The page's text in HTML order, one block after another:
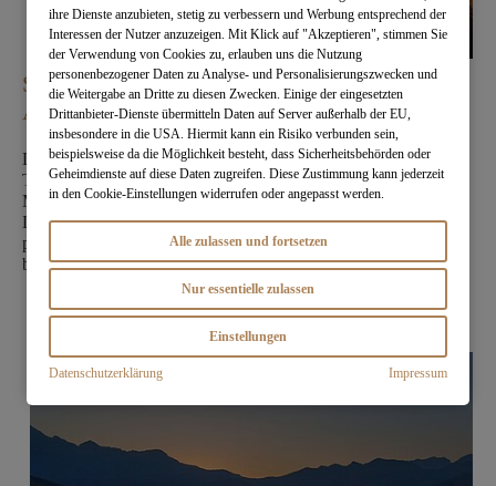
Star Gazing: Sternebeobachtung am Jebel
Akhdar
Der Jebel Akhdar ist Teil des Al Hajar Gebirges und mit seinen
Tälern, Hochebenen und Gipfeln wirklich einzigartig. 2.000
Meter über dem Meer und ganz ohne störende
Lichtverschmutzung können Sie hier mit bloßem Auge oder mit
professionellem Equipment den funkelnden Sternenhimmel
beobachten – ein Erlebnis der Extraklasse!
ihre Dienste anzubieten, stetig zu verbessern und Werbung entsprechend der
Interessen der Nutzer anzuzeigen. Mit Klick auf "Akzeptieren", stimmen Sie
der Verwendung von Cookies zu, erlauben uns die Nutzung
personenbezogener Daten zu Analyse- und Personalisierungszwecken und
die Weitergabe an Dritte zu diesen Zwecken. Einige der eingesetzten
Drittanbieter-Dienste übermitteln Daten auf Server außerhalb der EU,
insbesondere in die USA. Hiermit kann ein Risiko verbunden sein,
beispielsweise da die Möglichkeit besteht, dass Sicherheitsbehörden oder
Geheimdienste auf diese Daten zugreifen. Diese Zustimmung kann jederzeit
in den Cookie-Einstellungen widerrufen oder angepasst werden.
Alle zulassen und fortsetzen
Nur essentielle zulassen
Einstellungen
Datenschutzerklärung Impressum